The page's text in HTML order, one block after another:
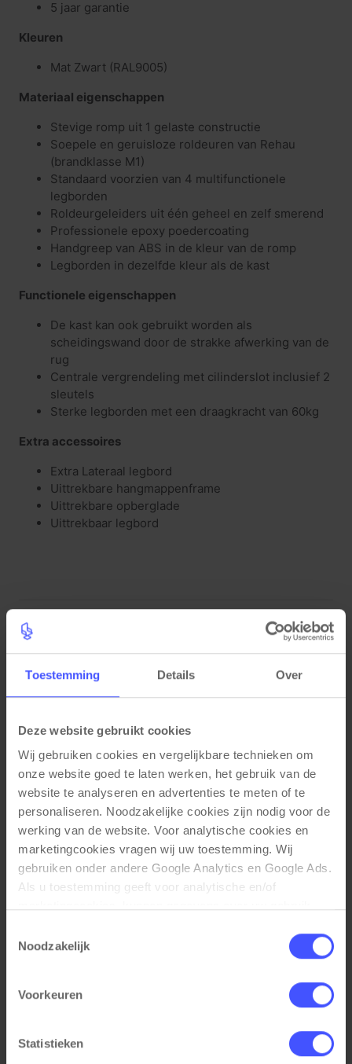
Toestemming Details Over
Deze website gebruikt cookies
Wij gebruiken cookies en vergelijkbare technieken om
onze website goed te laten werken, het gebruik van de
website te analyseren en advertenties te meten of te
personaliseren. Noodzakelijke cookies zijn nodig voor de
werking van de website. Voor analytische cookies en
marketingcookies vragen wij uw toestemming. Wij
gebruiken onder andere Google Analytics en Google Ads.
Als u toestemming geeft voor analytische en/of
analyse, advertentiemeting, remarketing en
campagneoptimalisatie. Meer informatie vindt u in onze
privacyverklaring en cookieverklaring op onze website.
Daar leest u ook hoe Google gegevens verwerkt wanneer
toestemming op elk moment wijzigen of intrekken via de
Noodzakelijk
Voorkeuren
Statistieken
5 jaar garantie
Kleuren
Mat Zwart (RAL9005)
Materiaal eigenschappen
Stevige romp uit 1 gelaste constructie
Soepele en geruisloze roldeuren van Rehau
(brandklasse M1)
Standaard voorzien van 4 multifunctionele
legborden
Roldeurgeleiders uit één geheel en zelf smerend
Professionele epoxy poedercoating
Handgreep van ABS in de kleur van de romp
Legborden in dezelfde kleur als de kast
Functionele eigenschappen
De kast kan ook gebruikt worden als
scheidingswand door de strakke afwerking van de
rug
Centrale vergrendeling met cilinderslot inclusief 2
sleutels
Sterke legborden met een draagkracht van 60kg
Extra accessoires
Extra Lateraal legbord
Uittrekbare hangmappenframe
Uittrekbare opberglade
Uittrekbaar legbord
Gerelateerde producten
Zwart
Op voorraad